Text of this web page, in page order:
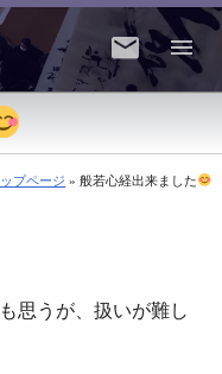
ップページ » 般若心経出来ました
思うが、扱いが難し